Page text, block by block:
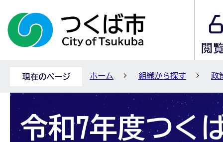
現在のページ ホーム 組織から探す 政
令和7年度つく